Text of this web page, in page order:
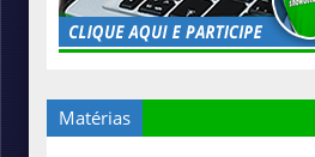
Matérias